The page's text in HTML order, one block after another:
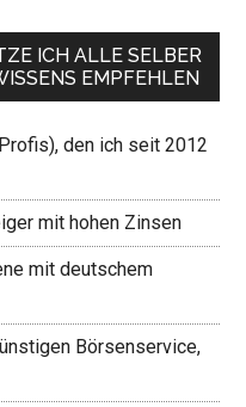
ICH ALLE SELBER
EMPFEHLEN
den ich seit 2012
mit hohen Zinsen
mit deutschem
Börsenservice,